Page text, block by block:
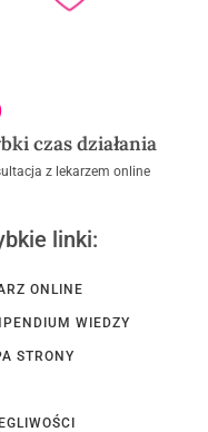
czas działania
z lekarzem online
linki:
ONLINE
WIEDZY
STRONY